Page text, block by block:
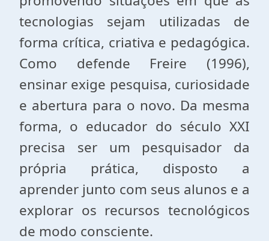
tecnologias sejam utilizadas de
forma crítica, criativa e pedagógica.
Como defende Freire (1996),
ensinar exige pesquisa, curiosidade
e abertura para o novo. Da mesma
forma, o educador do século XXI
precisa ser um pesquisador da
própria prática, disposto a
aprender junto com seus alunos e a
explorar os recursos tecnológicos
de modo consciente.